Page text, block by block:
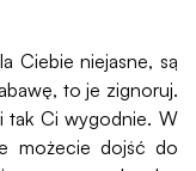
Ciebie niejasne, są
to je zignoruj.
tak Ci wygodnie. W
możecie dojść do